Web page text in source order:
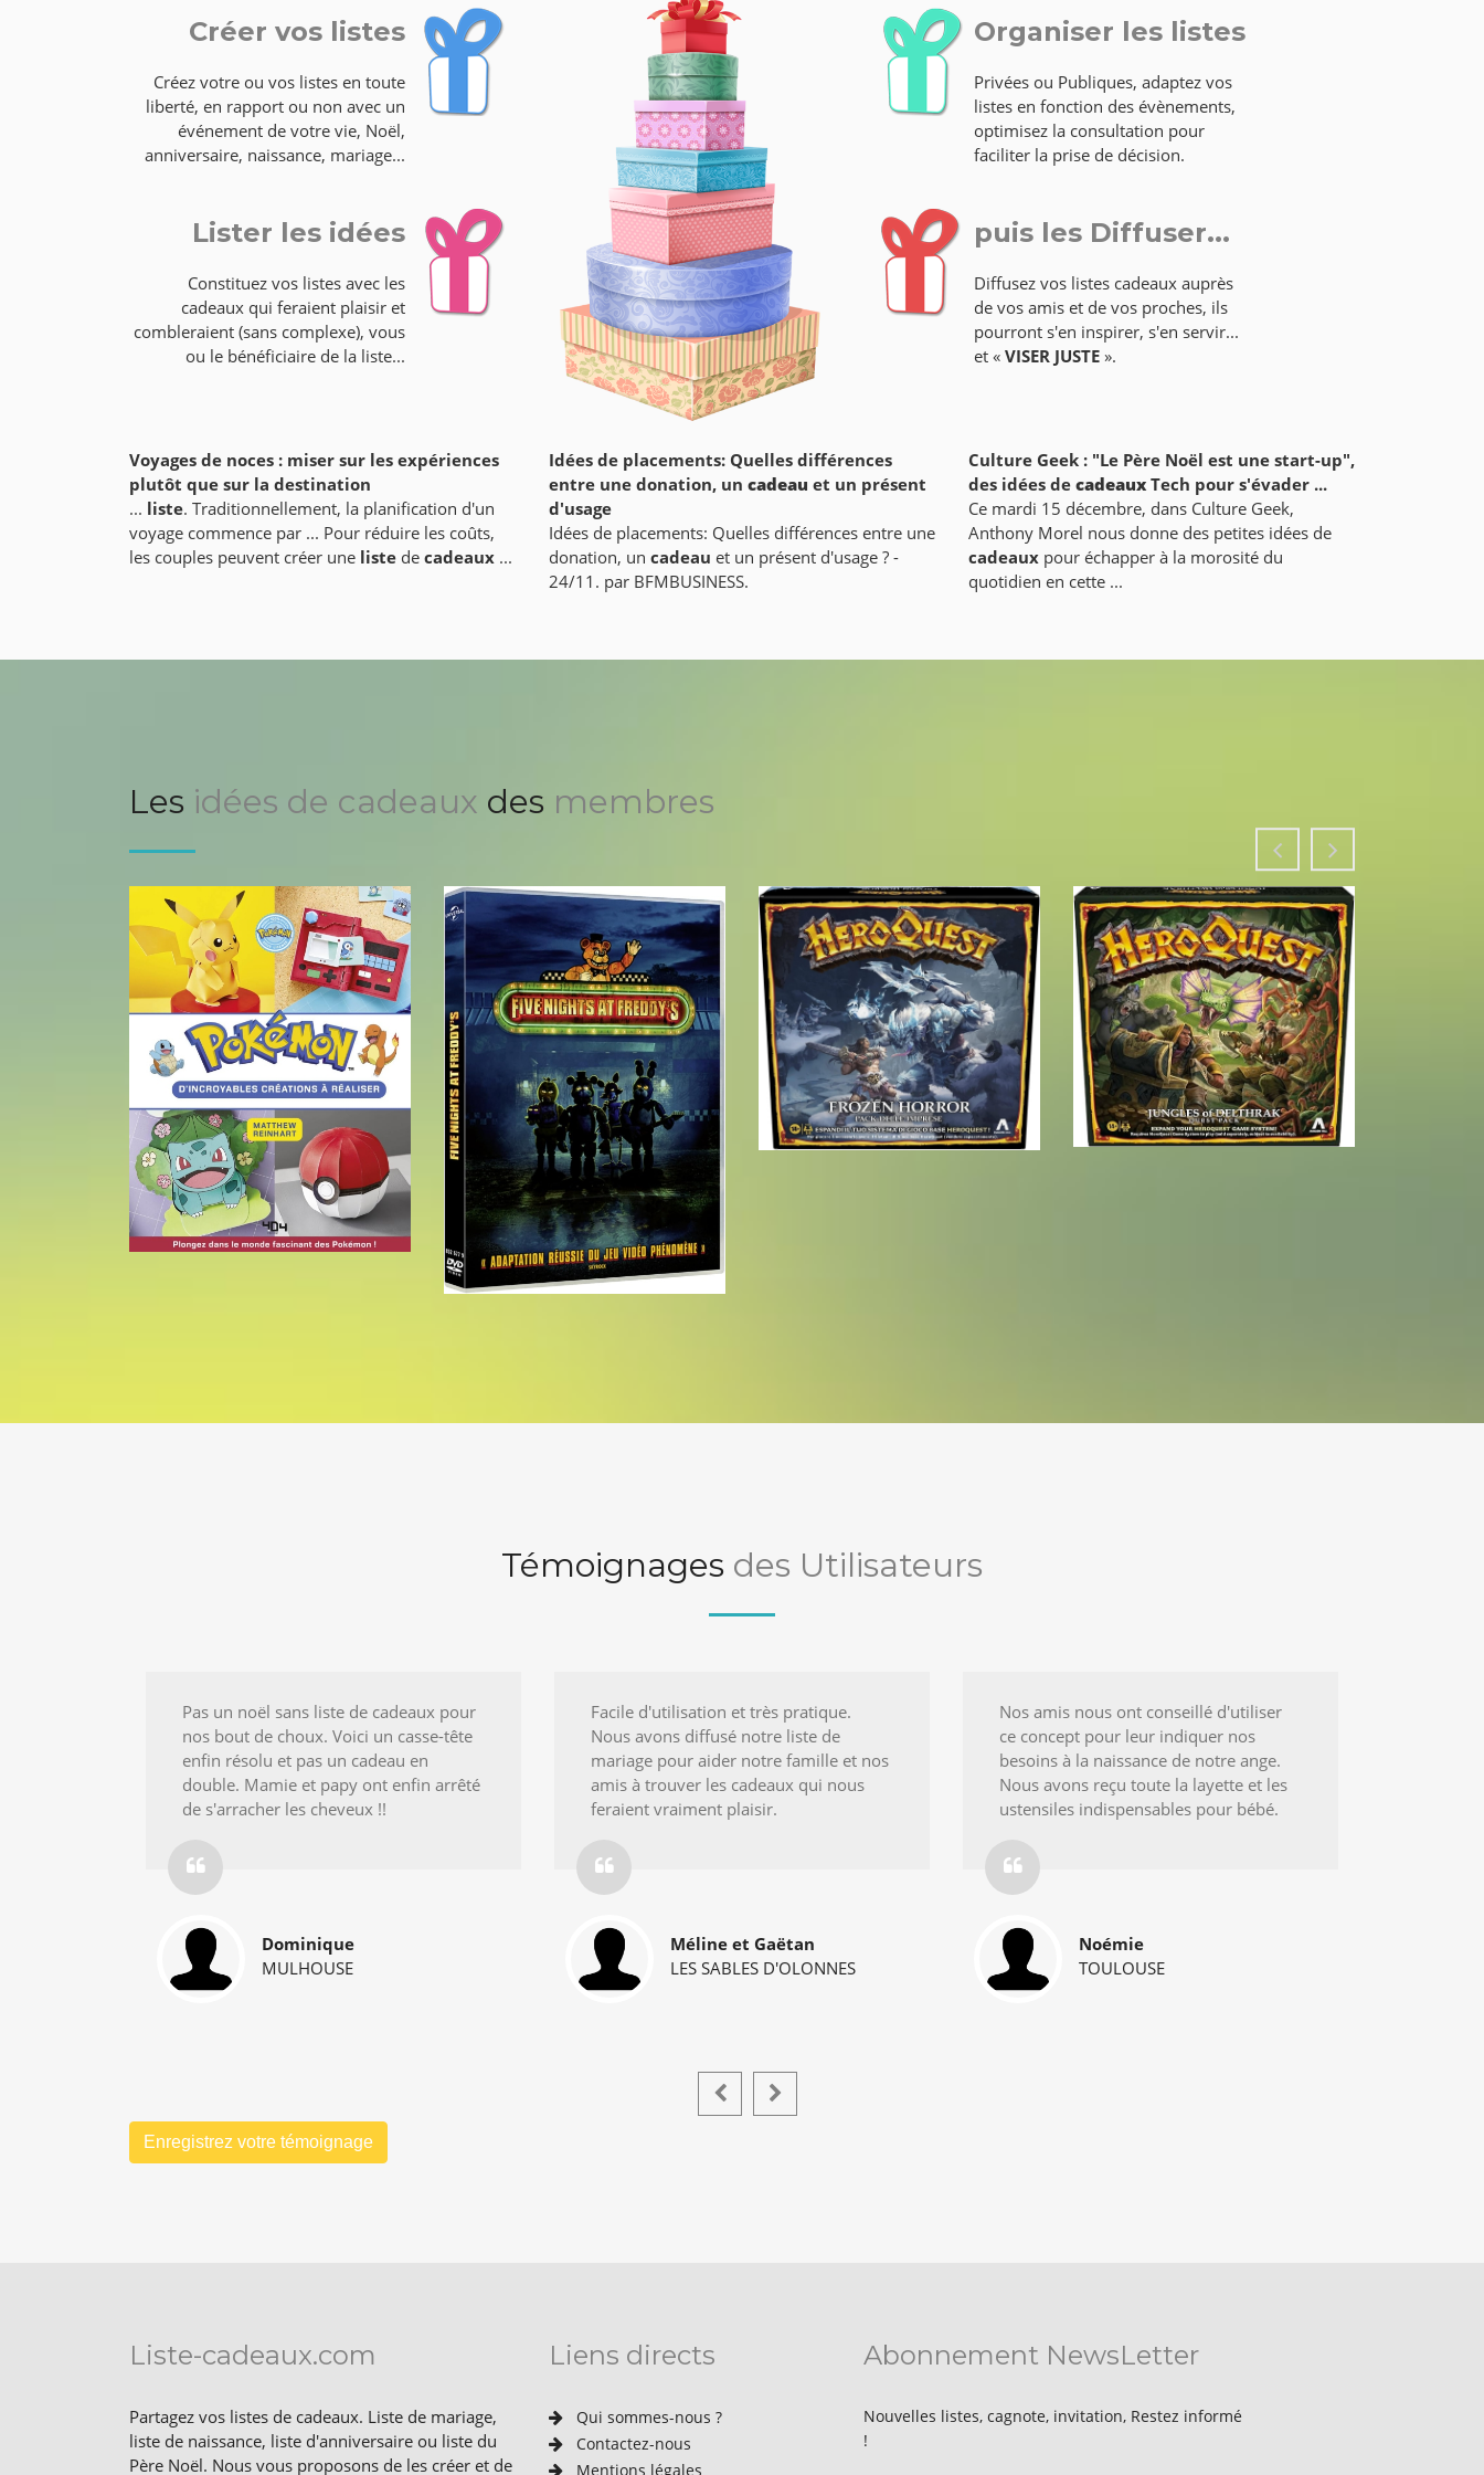
Créer vos listes
Créez votre ou vos listes en toute
liberté, en rapport ou non avec un
événement de votre vie, Noël,
anniversaire, naissance, mariage...
Lister les idées
Constituez vos listes avec les
cadeaux qui feraient plaisir et
combleraient (sans complexe), vous
ou le bénéficiaire de la liste...
Organiser les listes
Privées ou Publiques, adaptez vos
listes en fonction des évènements,
optimisez la consultation pour
faciliter la prise de décision.
puis les Diffuser...
Diffusez vos listes cadeaux auprès
de vos amis et de vos proches, ils
pourront s'en inspirer, s'en servir...
et « VISER JUSTE ».
Voyages de noces : miser sur les expériences
plutôt que sur la destination
... liste. Traditionnellement, la planification d'un
voyage commence par ... Pour réduire les coûts,
les couples peuvent créer une liste de cadeaux ...
Idées de placements: Quelles différences
entre une donation, un cadeau et un présent
d'usage
Idées de placements: Quelles différences entre une
donation, un cadeau et un présent d'usage ? -
24/11. par BFMBUSINESS.
Culture Geek : "Le Père Noël est une start-up",
des idées de cadeaux Tech pour s'évader ...
Ce mardi 15 décembre, dans Culture Geek,
Anthony Morel nous donne des petites idées de
cadeaux pour échapper à la morosité du
quotidien en cette ...
Les idées de cadeaux des membres
Témoignages des Utilisateurs
Pas un noël sans liste de cadeaux pour
nos bout de choux. Voici un casse-tête
enfin résolu et pas un cadeau en
double. Mamie et papy ont enfin arrêté
de s'arracher les cheveux !!
Dominique
MULHOUSE
Facile d'utilisation et très pratique.
Nous avons diffusé notre liste de
mariage pour aider notre famille et nos
amis à trouver les cadeaux qui nous
feraient vraiment plaisir.
Méline et Gaëtan
LES SABLES D'OLONNES
Nos amis nous ont conseillé d'utiliser
ce concept pour leur indiquer nos
besoins à la naissance de notre ange.
Nous avons reçu toute la layette et les
ustensiles indispensables pour bébé.
Noémie
TOULOUSE
Enregistrez votre témoignage
Liste-cadeaux.com
Partagez vos listes de cadeaux. Liste de mariage,
liste de naissance, liste d'anniversaire ou liste du
Père Noël. Nous vous proposons de les créer et de
Liens directs
Qui sommes-nous ?
Contactez-nous
Mentions légales
Abonnement NewsLetter
Nouvelles listes, cagnote, invitation, Restez informé
!